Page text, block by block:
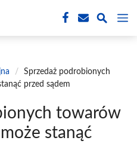
/
Sprzedaż podrobionych
przed sądem
towarów
stanąć